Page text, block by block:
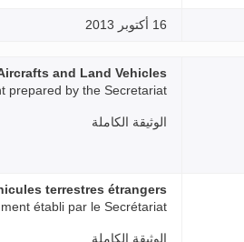
16 أكتوبر 2013
and Land Vehicles
prepared by the Secretariat
الوثيقة الكاملة
terrestres étrangers
établi par le Secrétariat
الوثيقة الكاملة